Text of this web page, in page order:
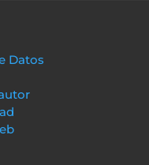
Datos